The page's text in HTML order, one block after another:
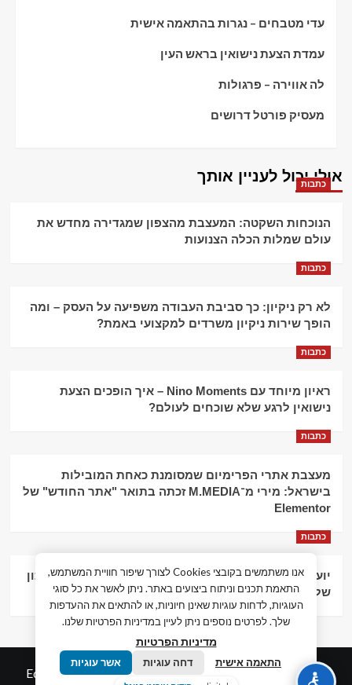
עדי מטבחים – נגרות בהתאמה אישית
עמדת הצעת נישואין בראש העין
לה אווירה – פרגולות
מעסיק פורטל דרושים
אולי יכול לעניין אותך
כתבות
הנוכחות השקטה: המעצבת מהצפון שמגדירה מחדש את
עולם שמלות הכלה הצנועות
כתבות
לא רק ניקיון: כך סביבת העבודה משפיעה על העסק – ומה
הופך שירות ניקיון משרדים למקצועי באמת?
כתבות
ראיון מיוחד עם Nino Moments – איך הופכים הצעת
נישואין לרגע שלא שוכחים לעולם?
כתבות
מעצבת אתרי הפרימיום שמסומנת כאחת המובילות
בישראל: מירי מ־M.MEDIA זכתה בתואר "אתר החודש" של
Elementor
כתבות
יועץ עסקי וליווי פיננסי – הדרך לצמיחה כלכלית וניהול נכון
של העסק
© כל הזכויות שמורות חדשות המאה ה-21 |
Edigital.co.ilby
אנו משתמשים בקובצי Cookies לצורך שיפור חוויית המשתמש,
התאמת תכנים וניתוח ביצועים באתר. ניתן לאשר את כל סוגי
העוגיות, לדחות עוגיות שאינן חיוניות, או להתאים את ההעדפות
שלך. לפרטים נוספים ניתן לעיין במדיניות הפרטיות שלנו.
מדיניות הפרטיות
התאמה אישית דחה עוגיות אשר עוגיות